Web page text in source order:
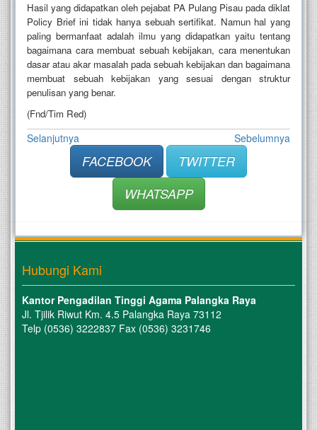
Hasil yang didapatkan oleh pejabat PA Pulang Pisau pada diklat
Policy Brief ini tidak hanya sebuah sertifikat. Namun hal yang
paling bermanfaat adalah ilmu yang didapatkan yaitu tentang
bagaimana cara membuat sebuah kebijakan, cara menentukan
dasar atau akar masalah pada sebuah kebijakan dan bagaimana
membuat sebuah kebijakan yang sesuai dengan struktur
penulisan yang benar.
(Fnd/Tim Red)
Selanjutnya Sebelumnya
FACEBOOK
TWITTER
WHATSAPP
Hubungi Kami
Kantor Pengadilan Tinggi Agama Palangka Raya
Jl. Tjilik Riwut Km. 4.5 Palangka Raya 73112
Telp (0536) 3222837 Fax (0536) 3231746